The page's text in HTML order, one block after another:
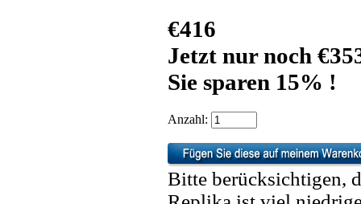
€416
Jetzt nur noch
Sie sparen 15% !
Anzahl:
Bitte berücksichtigen,